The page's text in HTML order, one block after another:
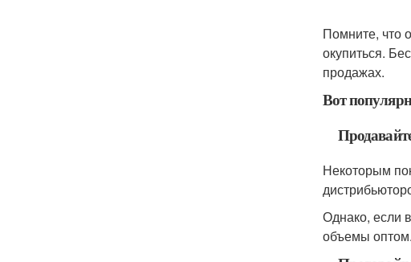
Помните, что
окупиться.
продажах.
Вот
Некоторым
Однако, если
объемы оптом.